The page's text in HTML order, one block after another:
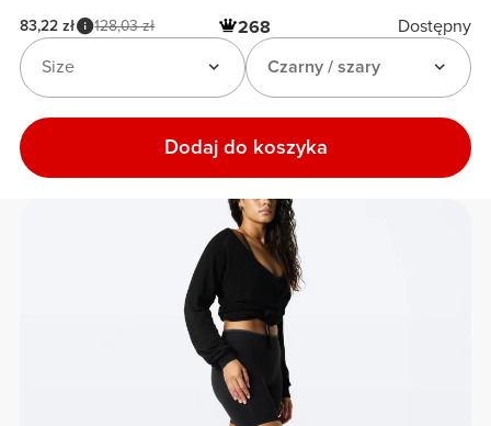
83,22 zł 128,03 zł 268
Dostępny
Czarny / szary
Size
Dodaj do koszyka